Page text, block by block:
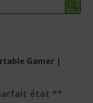
Gamer |
état **